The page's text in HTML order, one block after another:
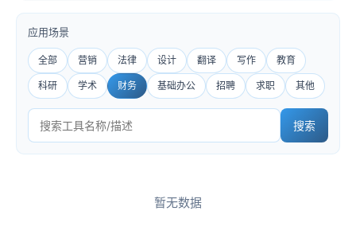
应用场景
全部 营销 法律 设计 翻译 写作 教育
科研 学术 财务 基础办公 招聘 求职 其他
搜索
暂无数据